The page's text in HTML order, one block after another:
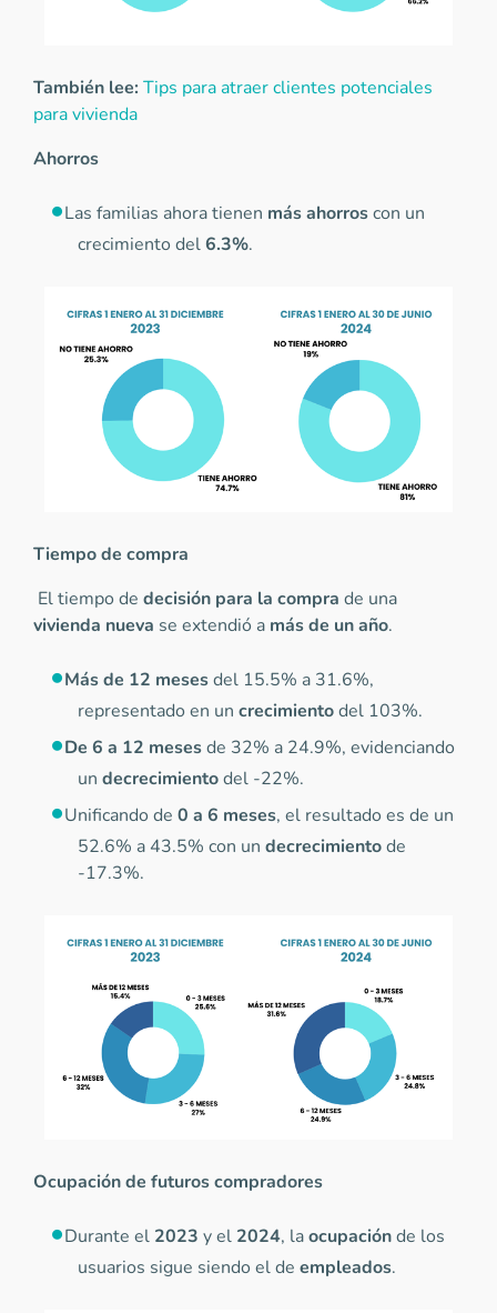
También lee:Tips para atraer clientes potenciales
para vivienda
Ahorros
Las familias ahora tienen más ahorroscon un
crecimiento del6.3%.
Tiempo de compra
El tiempo de decisión para la compra de una
vivienda nueva se extendió a más de un año.
Más de 12 mesesdel 15.5% a 31.6%,
representado en un crecimientodel 103%.
De 6 a 12 mesesde 32% a 24.9%, evidenciando
un decrecimientodel -22%.
Unificando de 0 a 6 meses, el resultado es de un
52.6% a 43.5% con un decrecimientode
-17.3%.
Ocupación de futuros compradores
Durante el 2023 y el 2024, laocupaciónde los
usuarios sigue siendo el de empleados.